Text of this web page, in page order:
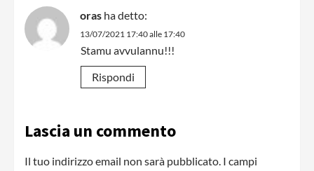
oras ha detto:
13/07/2021 17:40 alle 17:40
Stamu avvulannu!!!
Rispondi
Lascia un commento
Il tuo indirizzo email non sarà pubblicato. I campi